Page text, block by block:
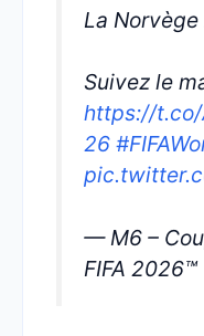
La
Suivez le
https://
26
— M6 –
FIFA 2026™